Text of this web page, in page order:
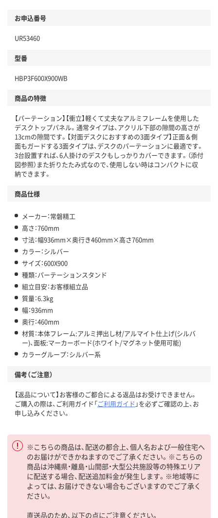
お申込番号
UR53460
型番
HBP3F600X900WB
商品の特徴
【パーテーション】【衝立】軽くて丈夫なアルミフレームを使用した
デスクトップパネル。通常タイプは、アクリル下部の隙間の高さが
13cmの隙間です。【対面デスクにおすすめの3面タイプ】正面＆側
面もガードする3面タイプは、デスクのパーテーションに最適です。
3台設置すれば、6人掛けのデスクもしっかりカバーできます。（添付
図参照）また折りたたみ式なので、使用しない時はコンパクトに収
納できます。
商品仕様
メーカー：常磐精工
高さ：760mm
寸法：幅936mm×奥行き460mm×高さ760mm
カラー：シルバー
サイズ：600X900
種類：パーテーションスタンド
組立目安：お客様組立品
質量：6.3kg
幅：936mm
奥行：460mm
材質：本体フレーム:アルミ押出し材/アルマイト仕上げ(シルバ
ー)、面板:マーカーボード(ホワイト/マグネット使用可能)
カラーグループ：シルバー系
備考（ご注意）
【返品について】お客様のご都合による返品はお受けできません。
ご購入の際は、ご利用ガイド「ご利用ガイド 」を必ずご確認の上、お
申し込みください。
※こちらの商品は、配送の都合上、個人名および一般住宅へ
のお届けができかねますのでご了承ください。※こちらの
商品は沖縄県・離島・山間部・大型公共施設等の特殊エリア
に配送する場合、配送追加料金が発生します。※地域等に
よっては、お届けできない場合もございますのでご了承く
ださい。
直送品のため、以下の点にご注意ください。